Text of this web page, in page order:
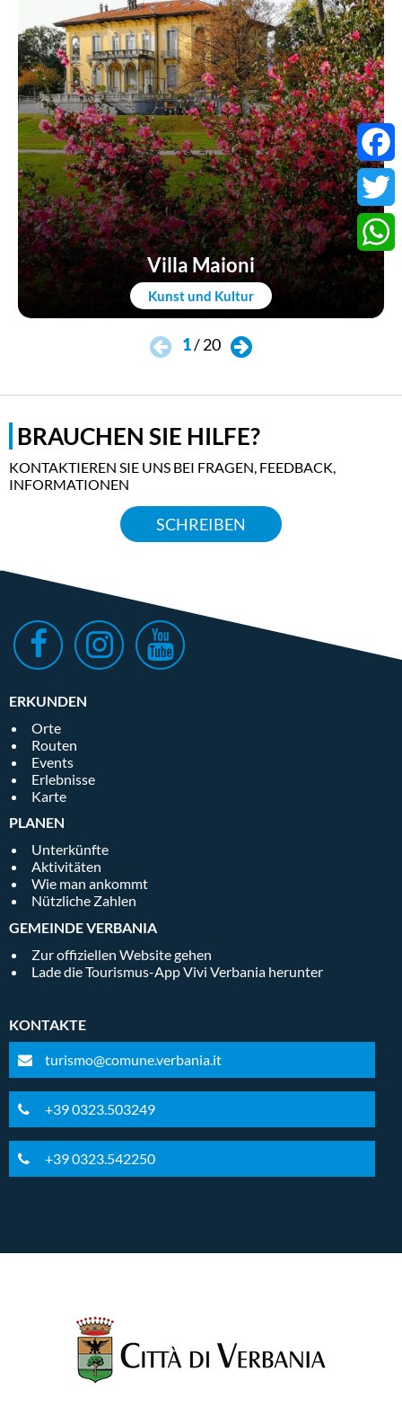
Twitter
Kunst und Kultur
Villa Maioni
1/20
BRAUCHEN SIE HILFE?
KONTAKTIEREN SIE UNS BEI FRAGEN, FEEDBACK,
INFORMATIONEN
SCHREIBEN
ERKUNDEN
Orte
Routen
Events
Erlebnisse
Karte
PLANEN
Unterkünfte
Aktivitäten
Wie man ankommt
Nützliche Zahlen
GEMEINDE VERBANIA
Zur offiziellen Website gehen
Lade die Tourismus-App Vivi Verbania herunter
KONTAKTE
turismo@comune.verbania.it
+39 0323.503249
+39 0323.542250